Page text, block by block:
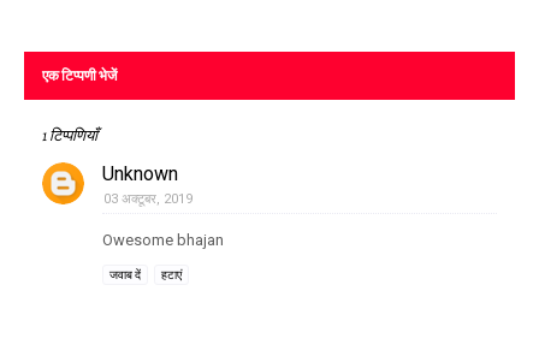
एक टिप्पणी भेजें
1 टिप्पणियाँ
Unknown
03 अक्टूबर, 2019
Owesome bhajan
जवाब दें हटाएं